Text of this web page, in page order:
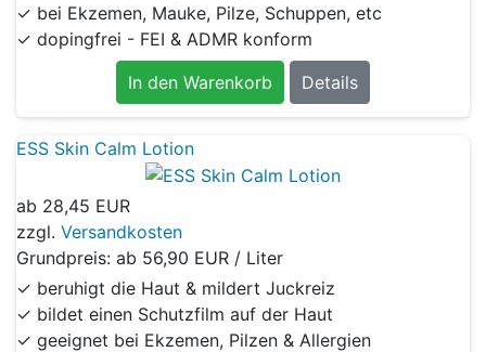
✓ bei Ekzemen, Mauke, Pilze, Schuppen, etc
✓ dopingfrei - FEI & ADMR konform
In den Warenkorb
Details
ESS Skin Calm Lotion
ab 28,45 EUR
zzgl. Versandkosten
Grundpreis: ab 56,90 EUR / Liter
✓ beruhigt die Haut & mildert Juckreiz
✓ bildet einen Schutzfilm auf der Haut
✓ geeignet bei Ekzemen, Pilzen & Allergien